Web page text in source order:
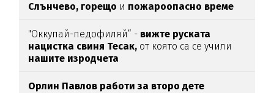
Слънчево, горещо и пожароопасно време
"Оккупай-педофиляй“ - вижте руската
нацистка свиня Тесак, от която са се учили
нашите изродчета
Орлин Павлов работи за второ дете